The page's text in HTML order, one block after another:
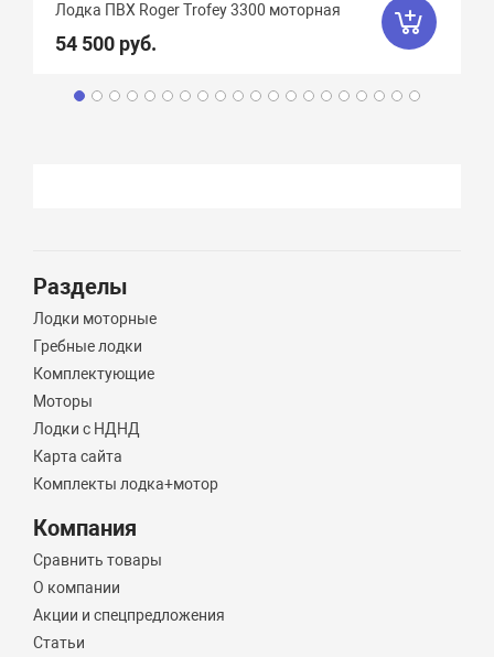
Лодка ПВХ Roger Trofey 3300 моторная
54 500 руб.
Разделы
Лодки моторные
Гребные лодки
Комплектующие
Моторы
Лодки с НДНД
Карта сайта
Комплекты лодка+мотор
Компания
Сравнить товары
О компании
Акции и спецпредложения
Статьи